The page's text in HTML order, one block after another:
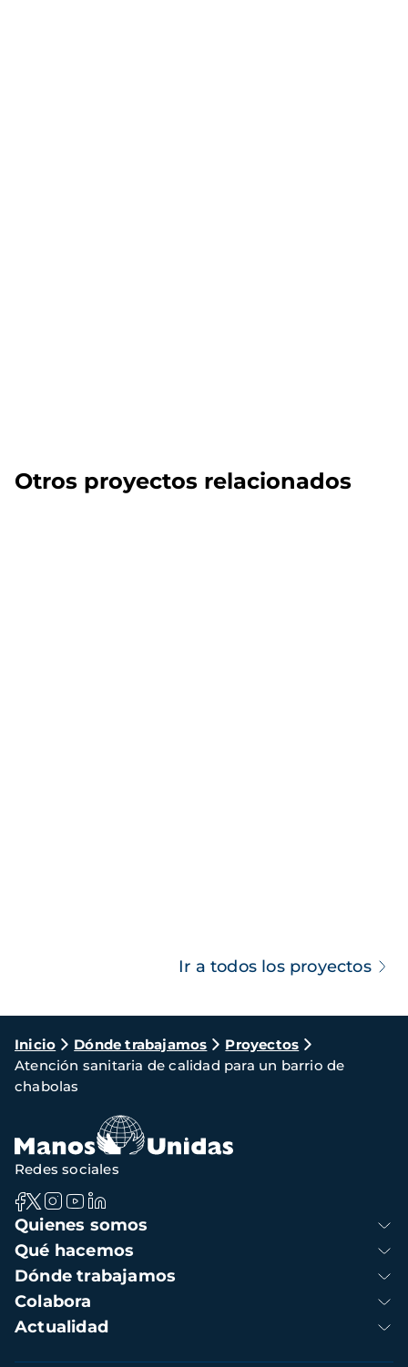
Otros proyectos relacionados
Ir a todos los proyectos
Ruta
de
navegación
Inicio Dónde trabajamos
Proyectos
Atención sanitaria de calidad para un barrio de
chabolas
Navegación
principal
Quienes somos
Qué hacemos
Dónde trabajamos
Colabora
Actualidad
Redes sociales